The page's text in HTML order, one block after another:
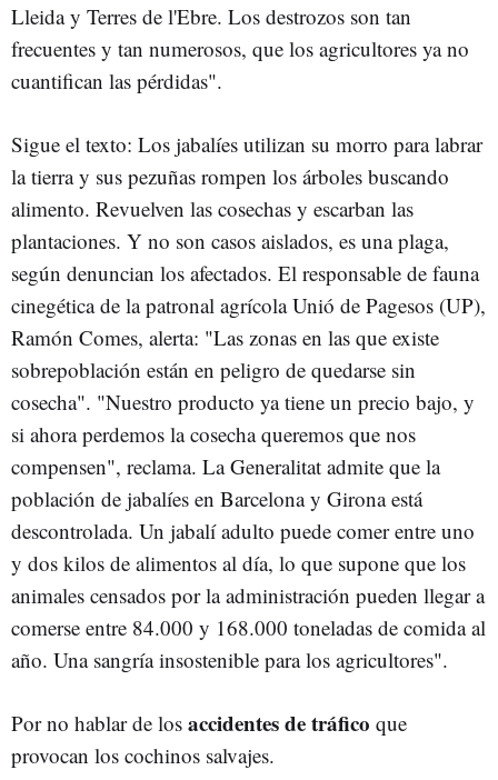
Lleida y Terres de l'Ebre. Los destrozos son tan
frecuentes y tan numerosos, que los agricultores ya no
cuantifican las pérdidas".
Sigue el texto: Los jabalíes utilizan su morro para labrar
la tierra y sus pezuñas rompen los árboles buscando
alimento. Revuelven las cosechas y escarban las
plantaciones. Y no son casos aislados, es una plaga,
según denuncian los afectados. El responsable de fauna
cinegética de la patronal agrícola Unió de Pagesos (UP),
Ramón Comes, alerta: "Las zonas en las que existe
sobrepoblación están en peligro de quedarse sin
cosecha". "Nuestro producto ya tiene un precio bajo, y
si ahora perdemos la cosecha queremos que nos
compensen", reclama. La Generalitat admite que la
población de jabalíes en Barcelona y Girona está
descontrolada. Un jabalí adulto puede comer entre uno
y dos kilos de alimentos al día, lo que supone que los
animales censados por la administración pueden llegar a
comerse entre 84.000 y 168.000 toneladas de comida al
año. Una sangría insostenible para los agricultores".
Por no hablar de los accidentes de tráfico que
provocan los cochinos salvajes.